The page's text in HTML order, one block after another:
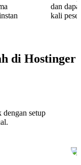
dan
kali
di Hostinger
setup